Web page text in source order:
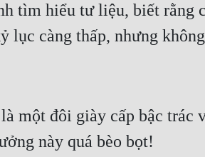
tìm hiểu tư liệu, biết rằng
lục càng thấp, nhưng
một đôi giày cấp bậc
này quá bèo bọt!